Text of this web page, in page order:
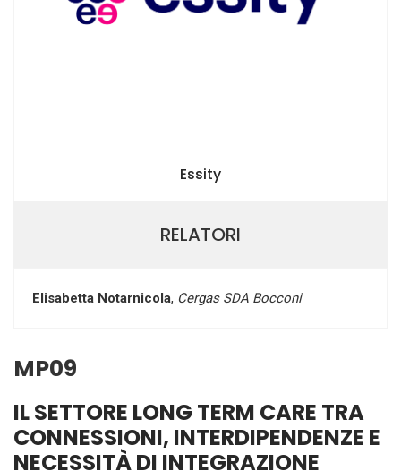
Essity
RELATORI
Elisabetta Notarnicola, Cergas SDA Bocconi
MP09
IL SETTORE LONG TERM CARE TRA
CONNESSIONI, INTERDIPENDENZE E
NECESSITÀ DI INTEGRAZIONE